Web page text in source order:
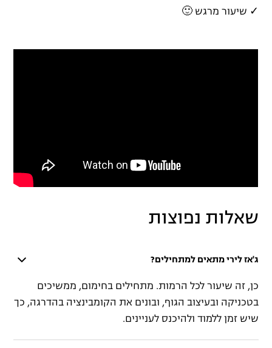
✓ שיעור מרגש 🙂
שאלות נפוצות
ג'אז לירי מתאים למתחילים?
כן, זה שיעור לכל הרמות. מתחילים בחימום, ממשיכים
בטכניקה ובעיצוב הגוף, ובונים את הקומבינציה בהדרגה, כך
שיש זמן ללמוד ולהיכנס לעניינים.